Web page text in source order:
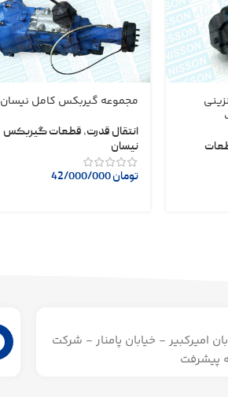
مجموعه گیربکس کامل نیسان
انتقال قدرت, قطعات گیربکس
نیسان
تومان42/000/000
امیرکبیر - خیابان پامنار - شرکت
پیشرفت